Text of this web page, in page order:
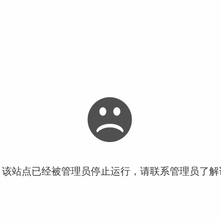
站点已经被管理员停止运行，请联系管理员了